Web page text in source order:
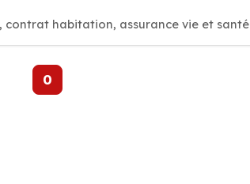
contrat habitation, assurance vie et santé
0